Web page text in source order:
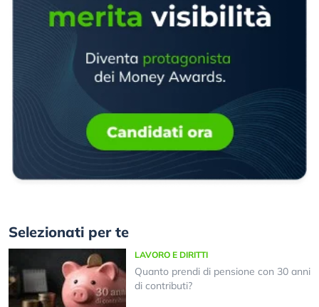
Selezionati per te
LAVORO E DIRITTI
Quanto prendi di pensione con 30 anni
di contributi?